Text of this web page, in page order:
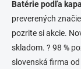
Batérie podľa
preverených
pozrite si akcie.
skladom. ? 98 %
slovenská firma
AI asistent · online